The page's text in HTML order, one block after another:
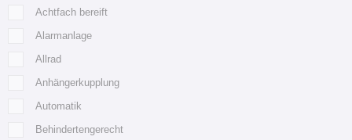
Achtfach bereift
Alarmanlage
Allrad
Anhängerkupplung
Automatik
Behindertengerecht